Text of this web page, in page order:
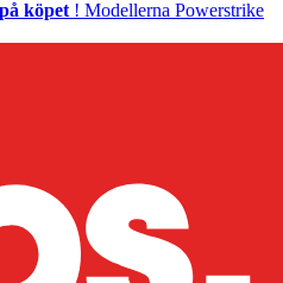
köpet ! Modellerna Powerstrike